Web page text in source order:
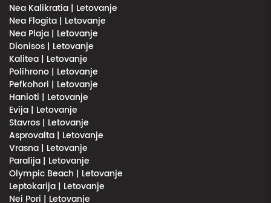
Nea Kalikratia | Letovanje
Nea Flogita | Letovanje
Nea Plaja | Letovanje
Dionisos | Letovanje
Kalitea | Letovanje
Polihrono | Letovanje
Pefkohori | Letovanje
Hanioti | Letovanje
Evija | Letovanje
Stavros | Letovanje
Asprovalta | Letovanje
Vrasna | Letovanje
Paralija | Letovanje
Olympic Beach | Letovanje
Leptokarija | Letovanje
Nei Pori | Letovanje